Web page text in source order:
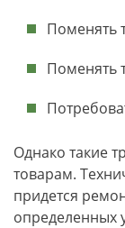
Поменять
Поменять
Однако такие
товарам.
придется
определенных